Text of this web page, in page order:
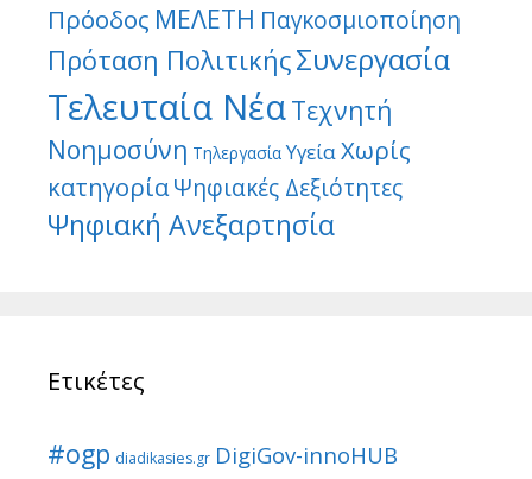
Πρόοδος ΜΕΛΕΤΗ Παγκοσμιοποίηση
Πρόταση ΠολιτικήςΣυνεργασία
Τελευταία ΝέαΤεχνητή
Νοημοσύνη Τηλεργασία ΥγείαΧωρίς
κατηγορίαΨηφιακές Δεξιότητες
Ψηφιακή Ανεξαρτησία
Ετικέτες
#ogp diadikasies.gr DigiGov-innoHUB